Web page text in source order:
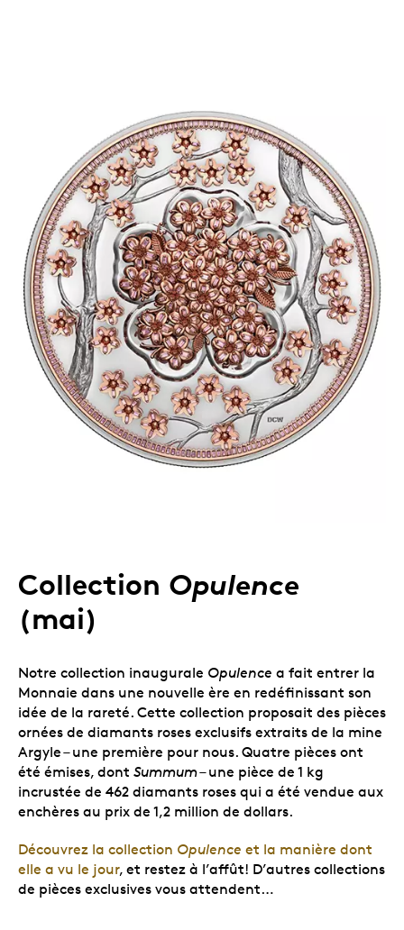
Collection Opulence
(mai)
Notre collection inaugurale Opulence a fait entrer la
Monnaie dans une nouvelle ère en redéfinissant son
idée de la rareté. Cette collection proposait des pièces
ornées de diamants roses exclusifs extraits de la mine
Argyle – une première pour nous. Quatre pièces ont
été émises, dont Summum– une pièce de 1 kg
incrustée de 462 diamants roses qui a été vendue aux
enchères au prix de 1,2 million de dollars.
Découvrez la collection Opulence et la manière dont
elle a vu le jour, et restez à l’affût! D’autres collections
de pièces exclusives vous attendent…